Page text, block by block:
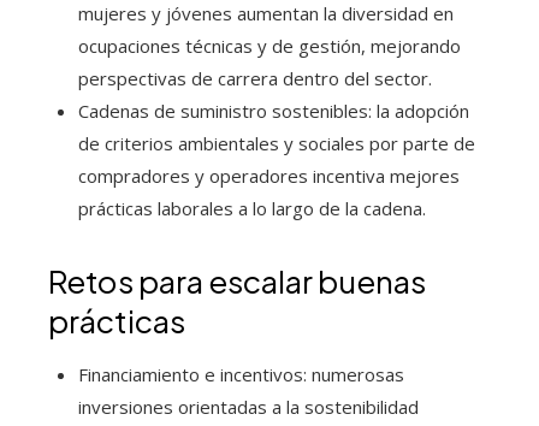
mujeres y jóvenes aumentan la diversidad en
ocupaciones técnicas y de gestión, mejorando
perspectivas de carrera dentro del sector.
Cadenas de suministro sostenibles: la adopción
de criterios ambientales y sociales por parte de
compradores y operadores incentiva mejores
prácticas laborales a lo largo de la cadena.
Retos para escalar buenas
prácticas
Financiamiento e incentivos: numerosas
inversiones orientadas a la sostenibilidad